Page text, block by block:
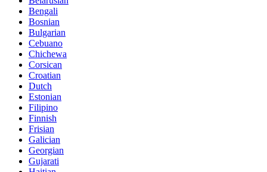
Bengali
Bosnian
Bulgarian
Cebuano
Chichewa
Corsican
Croatian
Dutch
Estonian
Filipino
Finnish
Frisian
Galician
Georgian
Gujarati